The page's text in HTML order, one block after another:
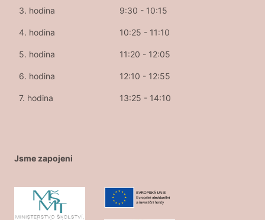
3. hodina 9:30 - 10:15
4. hodina 10:25 - 11:10
5. hodina 11:20 - 12:05
6. hodina 12:10 - 12:55
7. hodina 13:25 - 14:10
Jsme zapojeni